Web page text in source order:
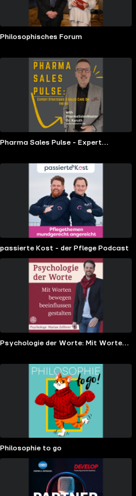
Philosophisches Forum
Pharma Sales Pulse - Expert
Go
passierte Kost - der Pflege Podcast
Psychologie der Worte: Mit Worten
Philosophie to go